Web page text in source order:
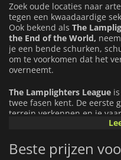
Zoek oude locaties naar
tegen een kwaadaardige
Ook bekend als The
the End of the World,
je een bende schurken,
om te voorkomen dat het
overneemt.
The Lamplighters League
twee fasen kent. De eerste
terrein verkennen en je
te controleren, patrouilles
bestaat uit turn-based
rasterkaart.
Beste prijzen